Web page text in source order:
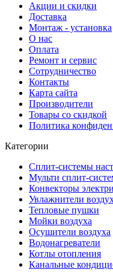
Акции и скидки
Доставка
Монтаж - установка
О нас
Оплата
Ремонт и сервис
Сотрудничество
Контакты
Карта сайта
Производители
Товары со скидкой
Политика
Категории
Сплит-системы
Мульти сплит-
Конвекторы
Увлажнители
Тепловые пушки
Мойки воздуха
Осушители воздуха
Водонагреватели
Котлы отопления
Канальные